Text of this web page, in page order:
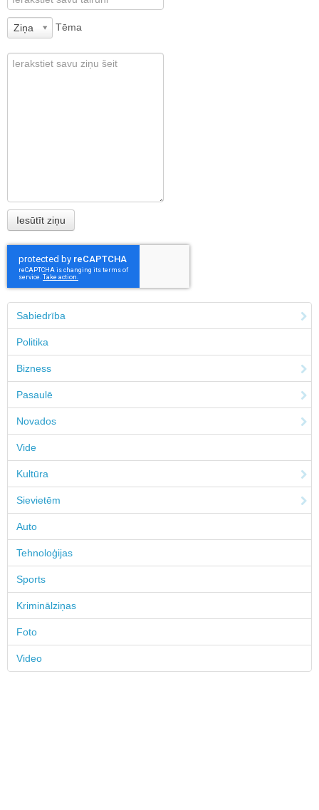
Ziņa Tēma
Sabiedrība
Politika
Bizness
Pasaulē
Novados
Vide
Kultūra
Sievietēm
Auto
Tehnoloģijas
Sports
Kriminālziņas
Foto
Video